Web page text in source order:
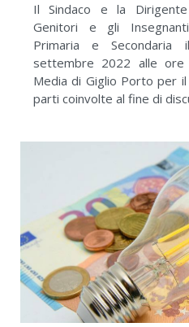
Il Sindaco e la
Genitori e gli
Primaria e
settembre 2022 alle ore
Media di Giglio Porto per
parti coinvolte al fine di